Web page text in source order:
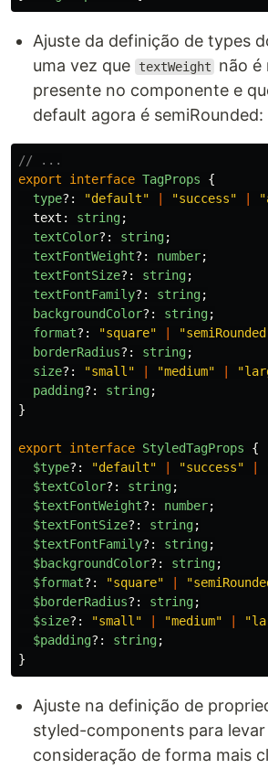
Ajuste da definição de types
uma vez que
textWeight
não é
presente no componente e
default agora é semiRounded:
// ...
export
interface TagProps
{
type?: "default" "success" "
text : string;
textColor?: string;
textFontWeight?: number;
textFontSize?: string;
textFontFamily?: string;
backgroundColor?: string;
format?: "square" "semiRounded
borderRadius?: string;
size?: "small " "medium" "
padding?: string;
}
export interface StyledTagProps
{
$type?: "default" "success"
$textColor?: string;
$textFontWeight?: number;
$textFontSize?: string;
$textFontFamily?: string;
$backgroundColor?: string;
$format?: "square" "
$borderRadius?: string;
$size?: "small " "medium" "
$padding?: string;
}
Ajuste na definição de
styled-components para levar
consideração de forma mais